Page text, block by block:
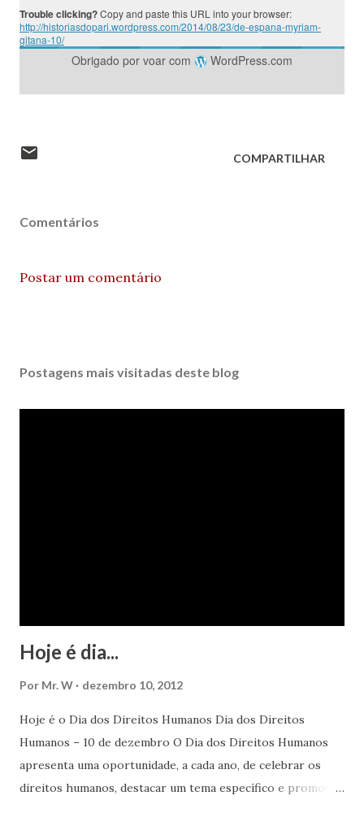
Trouble clicking?Copy and paste this URL into your browser:
http://historiasdopari.wordpress.com/2014/08/23/de-espana-myriam-
gitana-10/
Obrigado por voar com WordPress.com
COMPARTILHAR
Comentários
Postar um comentário
Postagens mais visitadas deste blog
Hoje é dia...
Por Mr. W dezembro 10, 2012
Hoje é o Dia dos Direitos Humanos Dia dos Direitos
Humanos – 10 de dezembro O Dia dos Direitos Humanos
apresenta uma oportunidade, a cada ano, de celebrar os
direitos humanos, destacar um tema específico e promover